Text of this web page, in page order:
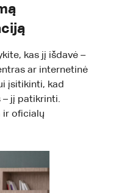
kas jį išdavė –
ar internetinė
įsitikinti, kad
– jį patikrinti.
ir oficialų